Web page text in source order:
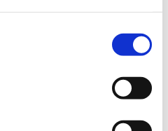
| 2026
Savage’u (Grant) i lady